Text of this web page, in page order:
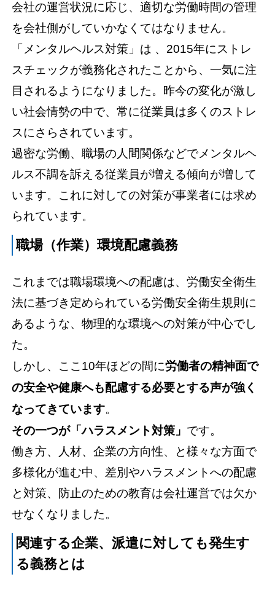
会社の運営状況に応じ、適切な労働時間の管理
を会社側がしていかなくてはなりません。
「メンタルヘルス対策」は 、2015年にストレ
スチェックが義務化されたことから、一気に注
目されるようになりました。昨今の変化が激し
い社会情勢の中で、常に従業員は多くのストレ
スにさらされています。
過密な労働、職場の人間関係などでメンタルヘ
ルス不調を訴える従業員が増える傾向が増して
います。これに対しての対策が事業者には求め
られています。
職場（作業）環境配慮義務
これまでは職場環境への配慮は、労働安全衛生
法に基づき定められている労働安全衛生規則に
あるような、物理的な環境への対策が中心でし
た。
しかし、ここ10年ほどの間に労働者の精神面で
の安全や健康へも配慮する必要とする声が強く
なってきています。
その一つが「ハラスメント対策」 です。
働き方、人材、企業の方向性、と様々な方面で
多様化が進む中、差別やハラスメントへの配慮
と対策、防止のための教育は会社運営では欠か
せなくなりました。
関連する企業、派遣に対しても発生す
る義務とは